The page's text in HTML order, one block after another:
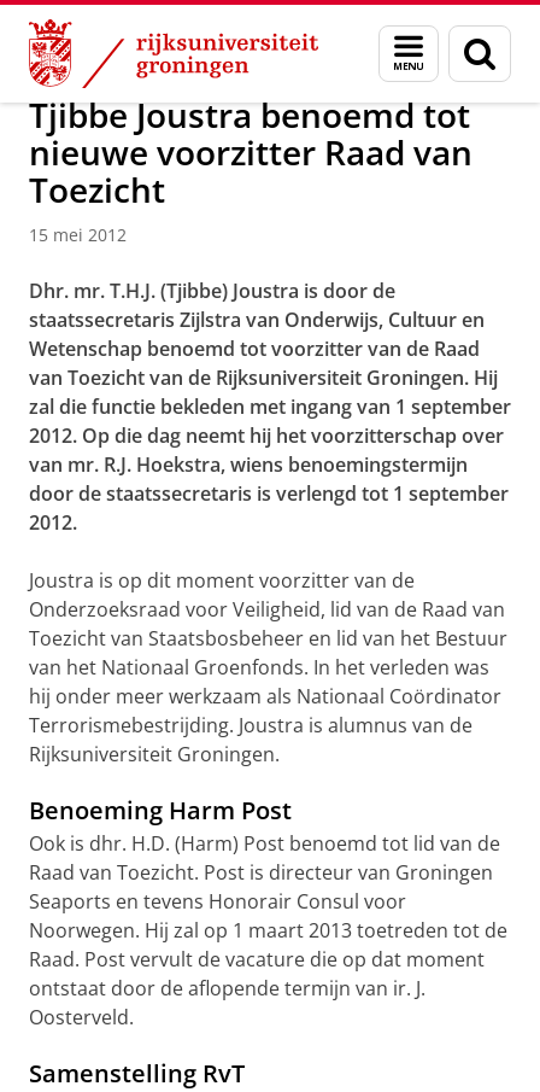
Skip
Content
Skip
Navigation
Menu
en
zoeken
Over ons Actueel Nieuws Nieuwsberichten
Tjibbe Joustra benoemd tot
nieuwe voorzitter Raad van
Toezicht
15 mei 2012
Dhr. mr. T.H.J. (Tjibbe) Joustra is door de
staatssecretaris Zijlstra van Onderwijs, Cultuur en
Wetenschap benoemd tot voorzitter van de Raad
van Toezicht van de Rijksuniversiteit Groningen. Hij
zal die functie bekleden met ingang van 1 september
2012. Op die dag neemt hij het voorzitterschap over
van mr. R.J. Hoekstra, wiens benoemingstermijn
door de staatssecretaris is verlengd tot 1 september
2012.
Joustra is op dit moment voorzitter van de
Onderzoeksraad voor Veiligheid, lid van de Raad van
Toezicht van Staatsbosbeheer en lid van het Bestuur
van het Nationaal Groenfonds. In het verleden was
hij onder meer werkzaam als Nationaal Coördinator
Terrorismebestrijding. Joustra is alumnus van de
Rijksuniversiteit Groningen.
Benoeming Harm Post
Ook is dhr. H.D. (Harm) Post benoemd tot lid van de
Raad van Toezicht. Post is directeur van Groningen
Seaports en tevens Honorair Consul voor
Noorwegen. Hij zal op 1 maart 2013 toetreden tot de
Raad. Post vervult de vacature die op dat moment
ontstaat door de aflopende termijn van ir. J.
Oosterveld.
Samenstelling RvT